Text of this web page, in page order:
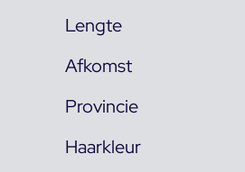
Lengte
Afkomst
Provincie
Haarkleur